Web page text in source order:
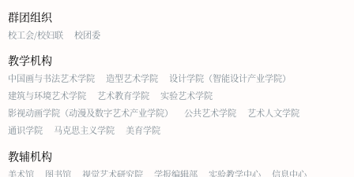
群团组织
校工会/校妇联 校团委
教学机构
中国画与书法艺术学院 造型艺术学院
设计学院（智能设计产业学院）
建筑与环境艺术学院
艺术教育学院
实验艺术学院
影视动画学院（动漫及数字艺术产业学院）
公共艺术学院
艺术人文学院
通识学院
马克思主义学院 美育学院
教辅机构
美术馆 图书馆 视觉艺术研究院 学报编辑部 实验教学中心 信息中心